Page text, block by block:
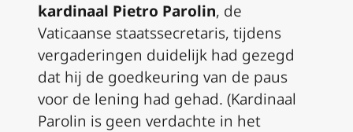
kardinaal Pietro Parolin, de
Vaticaanse staatssecretaris, tijdens
vergaderingen duidelijk had gezegd
dat hij de goedkeuring van de paus
voor de lening had gehad. (Kardinaal
Parolin is geen verdachte in het